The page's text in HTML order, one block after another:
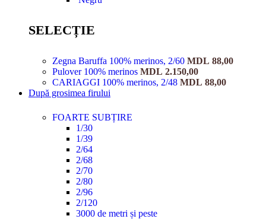
SELECȚIE
Zegna Baruffa 100% merinos, 2/60 MDL 88,00
Pulover 100% merinos MDL 2.150,00
CARIAGGI 100% merinos, 2/48 MDL 88,00
După grosimea firului
FOARTE SUBȚIRE
1/30
1/39
2/64
2/68
2/70
2/80
2/96
2/120
3000 de metri și peste